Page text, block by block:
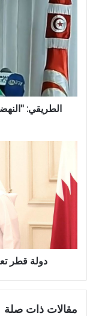
الطريقي:
دولة قطر
مقالات ذات صلة